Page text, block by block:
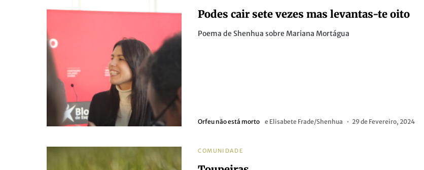
Podes cair sete vezes mas levantas-te oito
Poema de Shenhua sobre Mariana Mortágua
Orfeu não está morto e Elisabete Frade/Shenhua 29 de Fevereiro, 2024
COMUNIDADE